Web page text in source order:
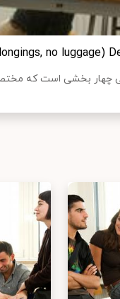
بخشی است که مختص